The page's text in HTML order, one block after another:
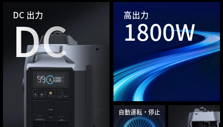
DC 出力
DC 高出力
1800W
自動運転・停止